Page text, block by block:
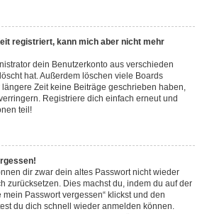
registriert, kann mich aber nicht mehr
dein Benutzerkonto aus verschieden
hat. Außerdem löschen viele Boards
Zeit keine Beiträge geschrieben haben,
Registriere dich einfach erneut und
teil!
dir zwar dein altes Passwort nicht wieder
zurücksetzen. Dies machst du, indem du auf der
Passwort vergessen“ klickst und den
du dich schnell wieder anmelden können.